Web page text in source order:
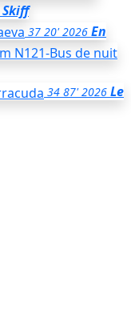
Skiff
37 20' 2026 En
34 87' 2026 Le